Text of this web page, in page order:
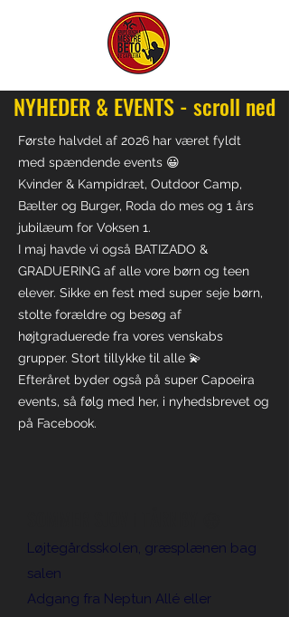
NYHEDER & EVENTS - scroll ned
Første halvdel af 2026 har været fyldt
med spændende events 😀
Kvinder & Kampidræt, Outdoor Camp,
Bælter og Burger, Roda do mes og 1 års
jubilæum for Voksen 1.
I maj havde vi også BATIZADO &
GRADUERING af alle vore børn og teen
elever. Sikke en fest med super seje børn,
stolte forældre og besøg af
højtgraduerede fra vores venskabs
grupper. Stort tillykke til alle 💫
Efteråret byder også på super Capoeira
events, så følg med her, i nyhedsbrevet og
på Facebook.
Løjtegårdsskolen, græsplænen bag
salen
Adgang fra Neptun Allé eller